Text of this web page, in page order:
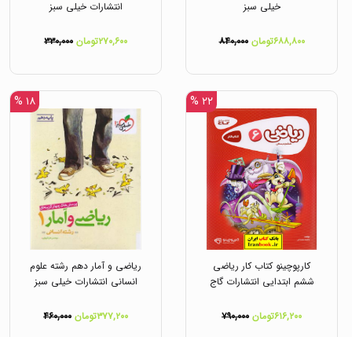
خیلی سبز
۶۸۸,۸۰۰تومان ۸۴۰,۰۰۰
انتشارات خیلی سبز
۲۷۰,۶۰۰تومان ۳۳۰,۰۰۰
۲۲ %
کارپوچینو کتاب کار ریاضی
ششم ابتدایی انتشارات گاج
۶۱۶,۲۰۰تومان ۷۹۰,۰۰۰
۱۸ %
ریاضی و آمار دهم رشته علوم
انسانی انتشارات خیلی سبز
۳۷۷,۲۰۰تومان ۴۶۰,۰۰۰